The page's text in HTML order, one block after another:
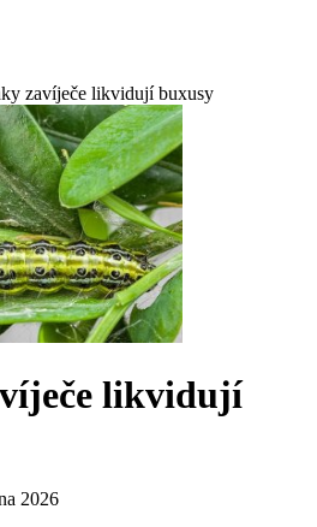
zavíječe likvidují buxusy
likvidují
2026